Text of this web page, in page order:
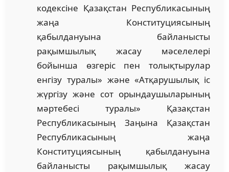
кодексіне Қазақстан Республикасының
жаңа Конституциясының
қабылдануына байланысты
рақымшылық жасау мәселелері
бойынша өзгеріс пен толықтырулар
енгізу туралы» және «Атқарушылық іс
жүргізу және сот орындаушыларының
мәртебесі туралы» Қазақстан
Республикасының Заңына Қазақстан
Республикасының жаңа
Конституциясының қабылдануына
байланысты рақымшылық жасау